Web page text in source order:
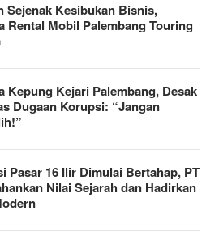
Sejenak Kesibukan Bisnis,
Rental Mobil Palembang Touring
Kepung Kejari Palembang, Desak
Dugaan Korupsi: “Jangan
Pasar 16 Ilir Dimulai Bertahap, PT
Nilai Sejarah dan Hadirkan